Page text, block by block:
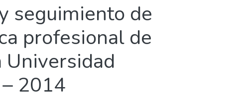
seguimiento de
profesional de
Universidad
2014